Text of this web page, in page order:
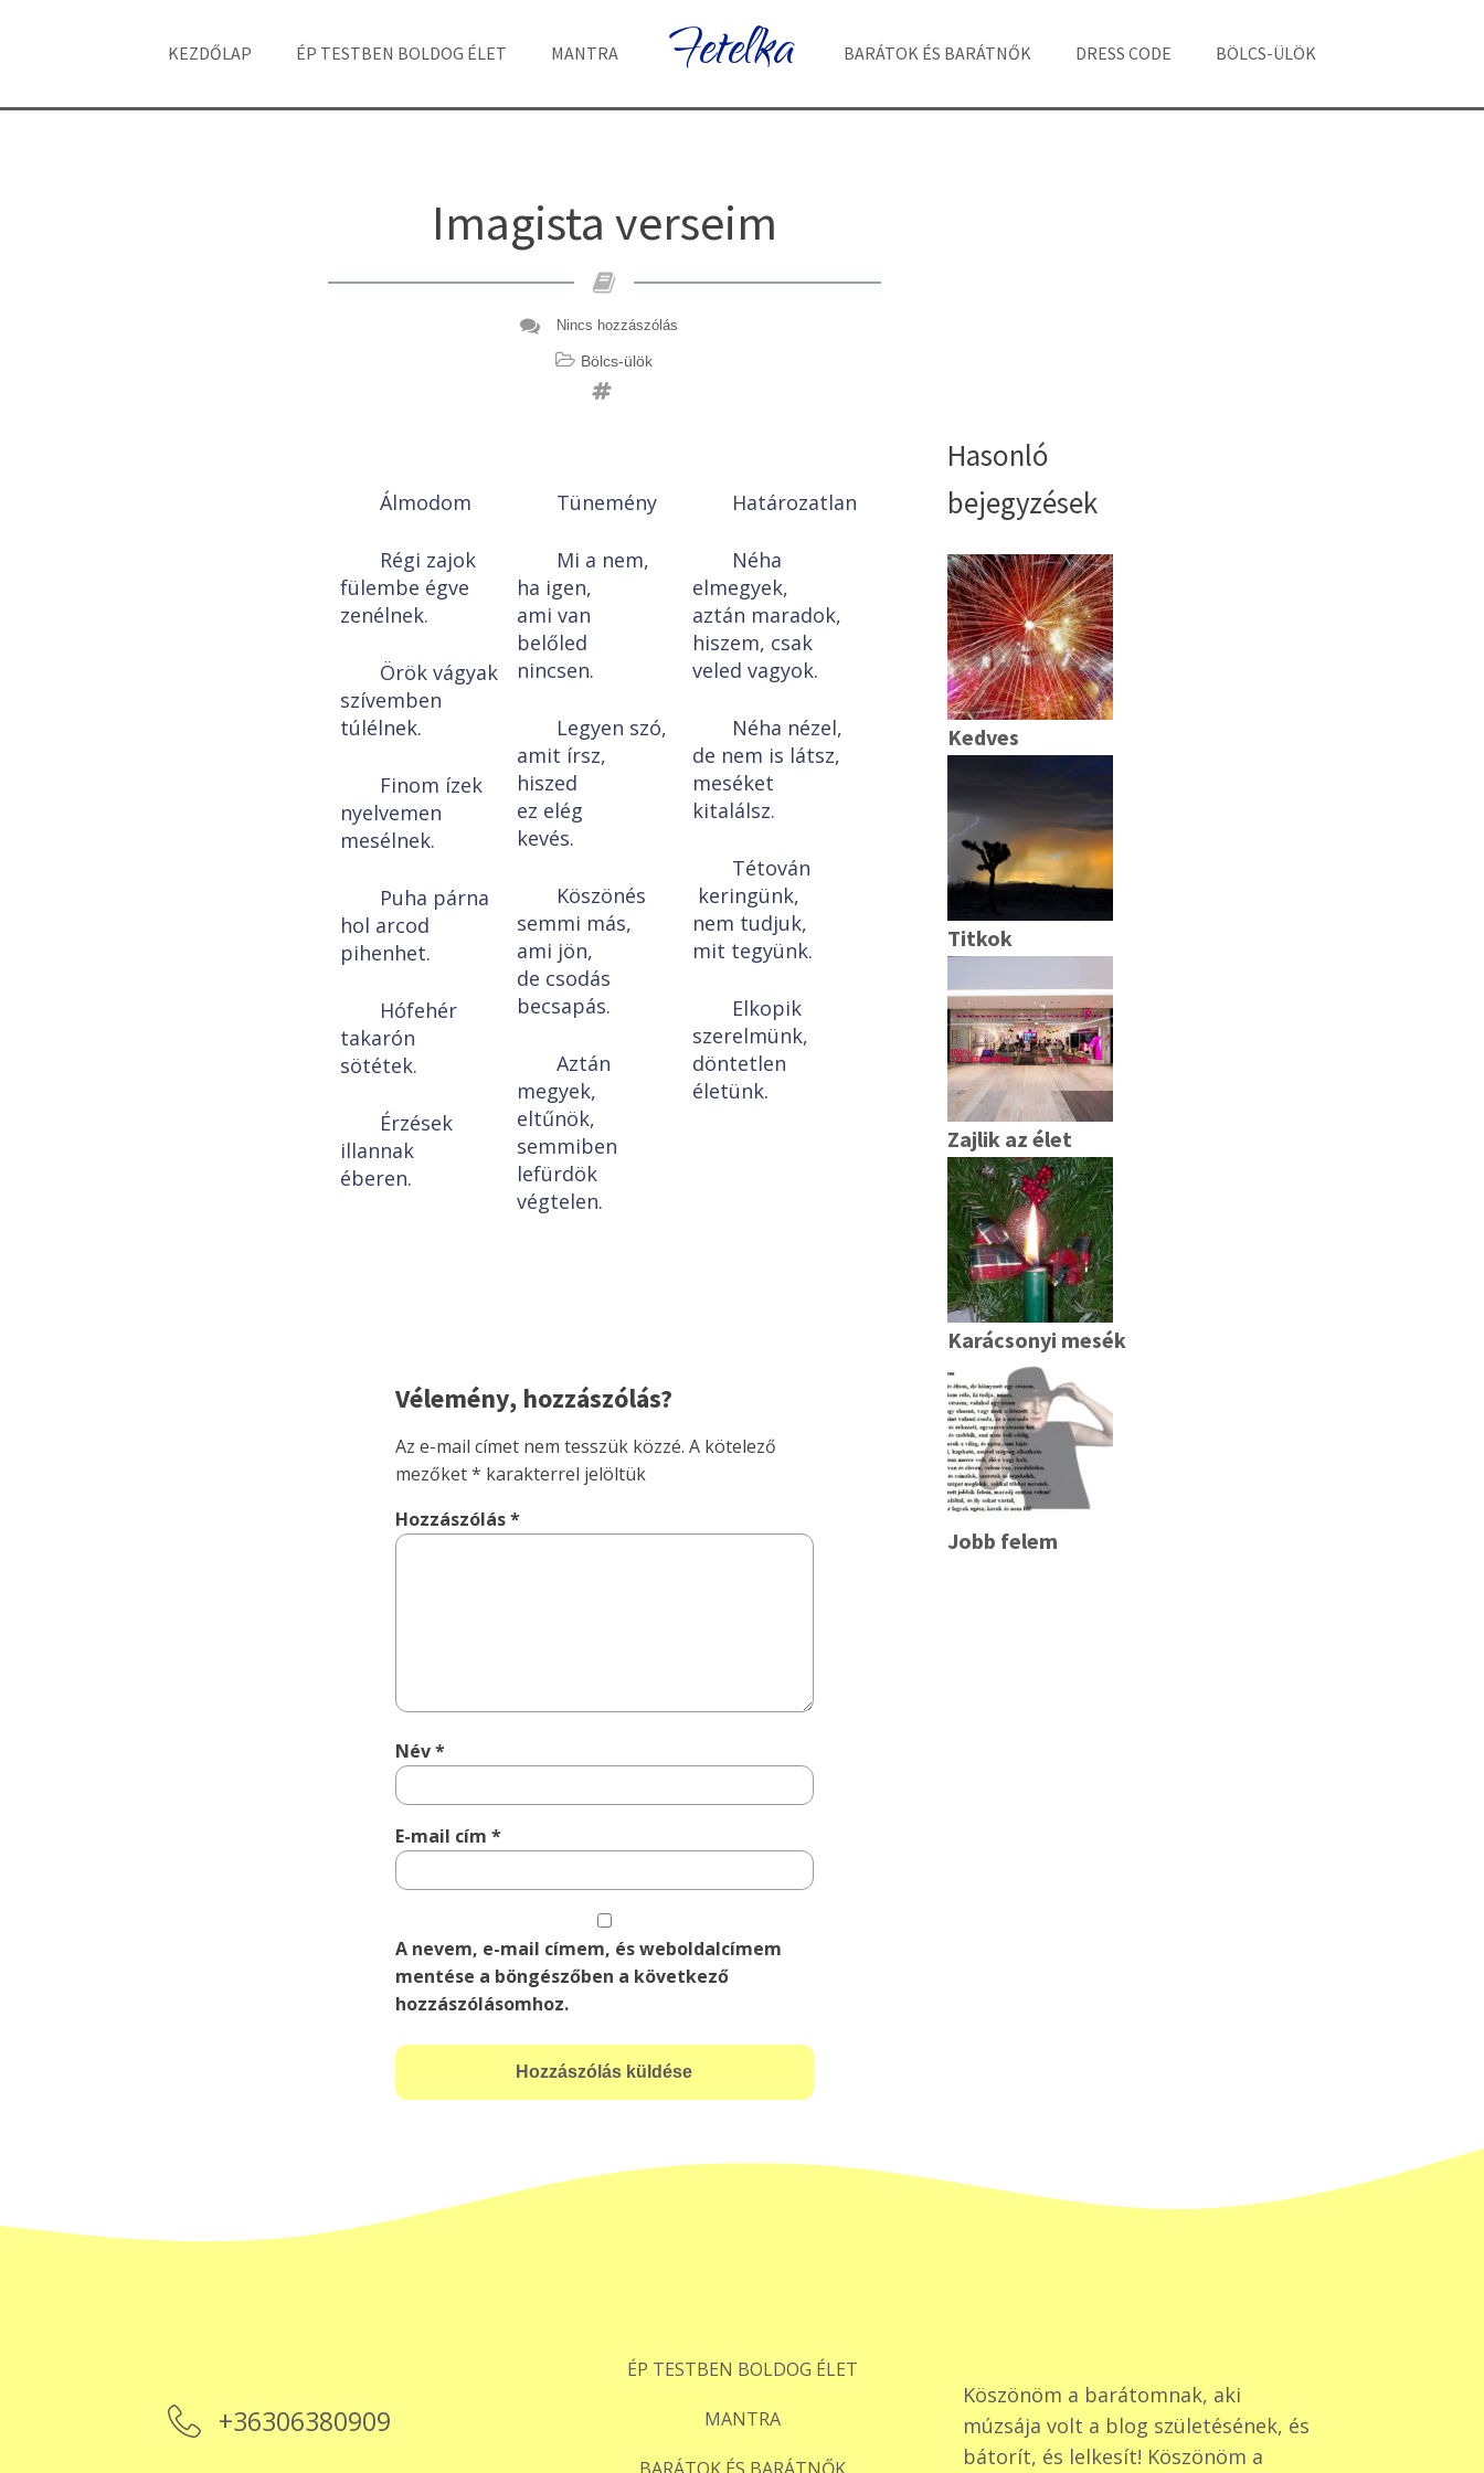
KEZDŐLAP ÉP TESTBEN BOLDOG ÉLET MANTRA Fetelka BARÁTOK ÉS BARÁTNŐK DRESS CODE BÖLCS-ÜLÖK
Imagista verseim
Nincs hozzászólás
Bölcs-ülök
Álmodom
Régi zajok
fülembe égve
zenélnek.
Örök vágyak
szívemben
túlélnek.
Finom ízek
nyelvemen
mesélnek.
Puha párna
hol arcod
pihenhet.
Hófehér
takarón
sötétek.
Érzések
illannak
éberen.
Tünemény
Mi a nem,
ha igen,
ami van
belőled
nincsen.
Legyen szó,
amit írsz,
hiszed
ez elég
kevés.
Köszönés
semmi más,
ami jön,
de csodás
becsapás.
Aztán
megyek,
eltűnök,
semmiben
lefürdök
végtelen.
Határozatlan
Néha
elmegyek,
aztán maradok,
hiszem, csak
veled vagyok.
Néha nézel,
de nem is látsz,
meséket
kitalálsz.
Tétován
keringünk,
nem tudjuk,
mit tegyünk.
Elkopik
szerelmünk,
döntetlen
életünk.
Vélemény, hozzászólás?
Az e-mail címet nem tesszük közzé. A kötelező
mezőket* karakterrel jelöltük
Hozzászólás*
Név*
E-mail cím *
A nevem, e-mail címem, és weboldalcímem
mentése a böngészőben a következő
hozzászólásomhoz.
Hasonló
bejegyzések
Kedves
Titkok
Zajlik az élet
Karácsonyi mesék
Jobb felem
+36306380909
ÉP TESTBEN BOLDOG ÉLET
MANTRA
Köszönöm a barátomnak, aki
múzsája volt a blog születésének, és
bátorít, és lelkesít! Köszönöm a